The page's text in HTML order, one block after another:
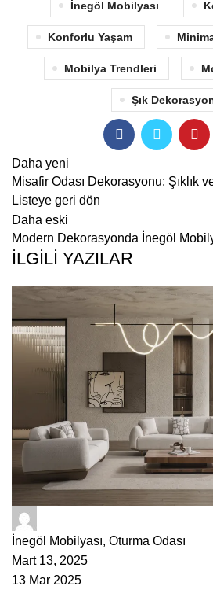
İnegöl Mobilyası
Konforlu Yaşam
Mobilya Trendleri
Şık
Daha yeni
Misafir Odası Dekorasyonu: Şıklık
Listeye geri dön
Daha eski
Modern Dekorasyonda İnegöl
İLGİLİ YAZILAR
İnegöl Mobilyası, Oturma Odası
Mart 13, 2025
13 Mar 2025